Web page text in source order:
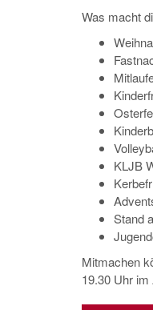
Was macht
KLJB
Stand
Mitmachen
19.30 Uhr